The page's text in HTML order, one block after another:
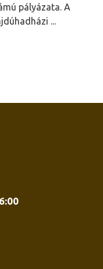
pályázata. A
...